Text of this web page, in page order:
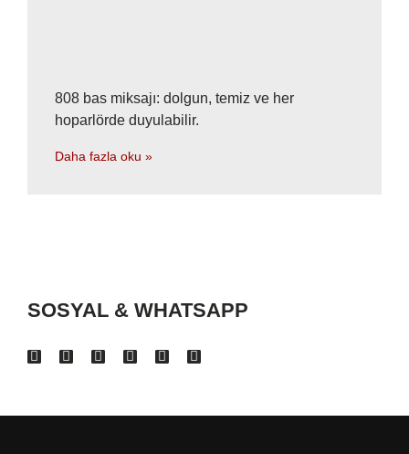
808 bas miksajı: dolgun, temiz ve her
hoparlörde duyulabilir.
Daha fazla oku »
SOSYAL & WHATSAPP